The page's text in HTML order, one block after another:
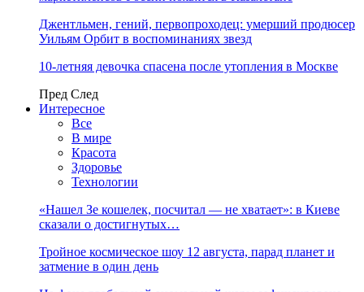
Джентльмен, гений, первопроходец: умерший продюсер
Уильям Орбит в воспоминаниях звезд
10-летняя девочка спасена после утопления в Москве
Пред След
Интересное
Все
В мире
Красота
Здоровье
Технологии
«Нашел Зе кошелек, посчитал — не хватает»: в Киеве
сказали о достигнутых…
Тройное космическое шоу 12 августа, парад планет и
затмение в один день